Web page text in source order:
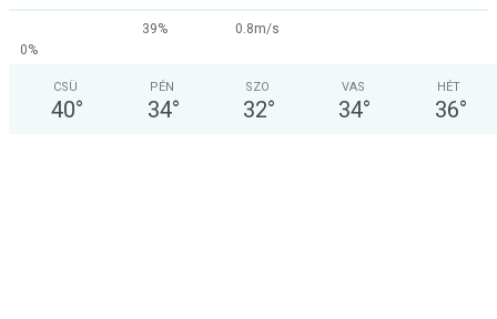
39%
0.8m/s
0%
CSÜ
40°
PÉN
34°
SZO
32°
VAS
34°
HÉT
36°